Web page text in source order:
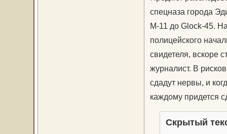
спецназа города
М-11 до Glock-45.
полицейского
свидетеля, вскоре
журналист. В
сдадут нервы, и
каждому придется
Скрытый